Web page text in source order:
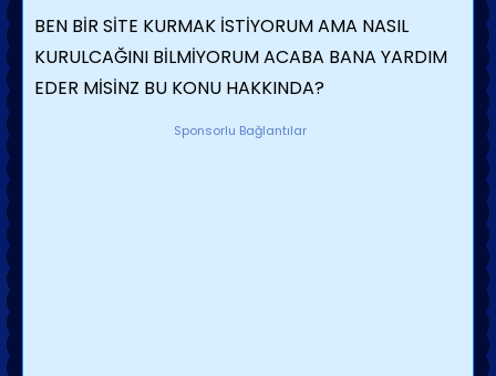
BEN BİR SİTE KURMAK İSTİYORUM AMA NASIL
KURULCAĞINI BİLMİYORUM ACABA BANA YARDIM
EDER MİSİNZ BU KONU HAKKINDA?
Sponsorlu Bağlantılar